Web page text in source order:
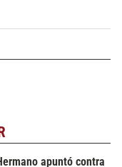
apuntó contra